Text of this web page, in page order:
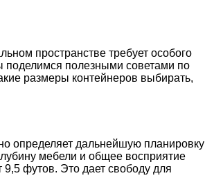
пространстве требует особого
поделимся полезными советами по
размеры контейнеров выбирать,
определяет дальнейшую планировку
мебели и общее восприятие
9,5 футов. Это дает свободу для